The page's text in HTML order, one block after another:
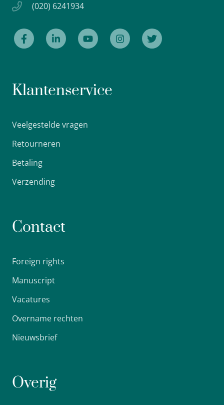
(020) 6241934
Klantenservice
Veelgestelde vragen
Retourneren
Betaling
Verzending
Contact
Foreign rights
Manuscript
Vacatures
Overname rechten
Nieuwsbrief
Overig